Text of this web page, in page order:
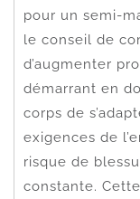
pour un semi-
le conseil de
d’augmenter
démarrant en
corps de
exigences de
risque de
constante.